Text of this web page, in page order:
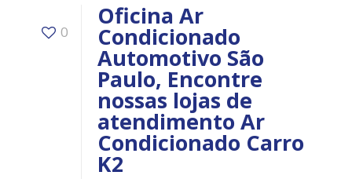
0
Oficina Ar
Condicionado
Automotivo São
Paulo, Encontre
nossas lojas de
atendimento Ar
Condicionado Carro
K2